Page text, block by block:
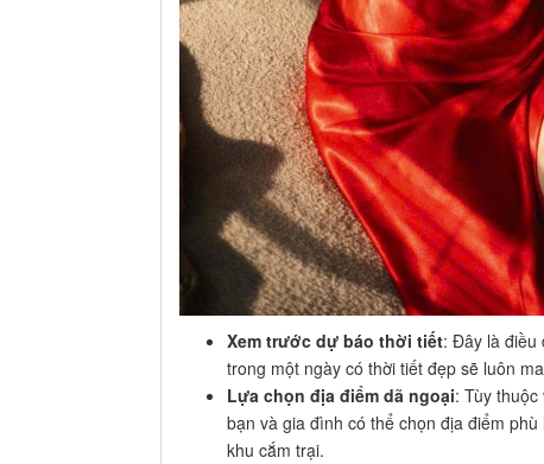
Xem trước dự báo thời tiết: Đây là điều
trong một ngày có thời tiết đẹp sẽ luôn
Lựa chọn địa điểm dã ngoại: Tùy
bạn và gia đình có thể chọn địa điểm
khu cắm trại.